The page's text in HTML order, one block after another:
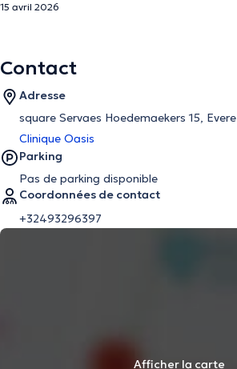
15 avril 2026
Contact
Adresse
square Servaes Hoedemaekers 15, Evere
Clinique Oasis
Parking
Pas de parking disponible
Coordonnées de contact
+32493296397
Afficher la carte